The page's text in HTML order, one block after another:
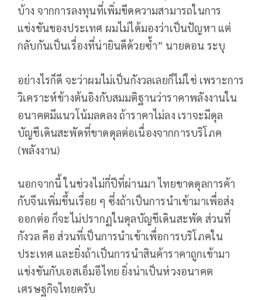
บ้าง จากการลงทุนที่เพิ่มขีดความสามารถในการ
แข่งขันของประเทศ ผมไม่ได้มองว่าเป็นปัญหา แต่
กลับกันเป็นเรื่องที่น่ายินดีด้วยซ้ำ” นายดอน ระบุ
อย่างไรก็ดี จะว่าผมไม่เป็นกังวลเลยก็ไม่ใช่ เพราะการ
วิเคราะห์ข้างต้นอิงกับสมมติฐานว่าราคาพลังงานใน
อนาคตมีแนวโน้มลดลง ถ้าราคาไม่ลง เราจะมีดุล
บัญชีเดินสะพัดที่ขาดดุลต่อเนื่องจากการบริโภค
(พลังงาน)
นอกจากนี้ ในช่วงไม่กี่ปีที่ผ่านมา ไทยขาดดุลการค้า
กับจีนเพิ่มขึ้นเรื่อย ๆ ซึ่งถ้าเป็นการนำเข้ามาเพื่อส่ง
ออกต่อ ก็จะไม่ปรากฏในดุลบัญชีเดินสะพัด ส่วนที่
กังวล คือ ส่วนที่เป็นการนำเข้าเพื่อการบริโภคใน
ประเทศ และยิ่งถ้าเป็นการนำสินค้าราคาถูกเข้ามา
แข่งขันกับเอสเอ็มอีไทย ยิ่งน่าเป็นห่วงอนาคต
เศรษฐกิจไทยครับ